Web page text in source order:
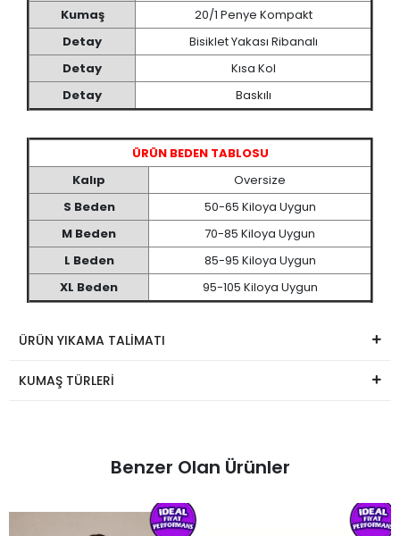
Kumaş
20/1 Penye Kompakt
Detay
Bisiklet Yakası Ribanalı
Detay
Kısa Kol
Detay
Baskılı
ÜRÜN BEDEN TABLOSU
Kalıp
Oversize
S Beden
50-65 Kiloya Uygun
M Beden
70-85 Kiloya Uygun
L Beden
85-95 Kiloya Uygun
XL Beden
95-105 Kiloya Uygun
ÜRÜN YIKAMA TALİMATI
KUMAŞ TÜRLERİ
Benzer Olan Ürünler